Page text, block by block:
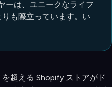
ーは、ユニークなライフ
も際立っています。い
超える Shopify ストアがド